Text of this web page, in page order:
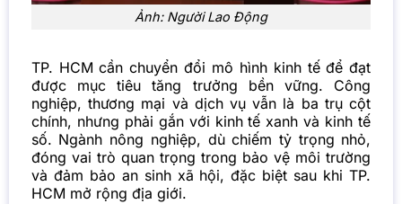
Ảnh: Người Lao Động
TP. HCM cần chuyển đổi mô hình kinh tế để đạt
được mục tiêu tăng trưởng bền vững. Công
nghiệp, thương mại và dịch vụ vẫn là ba trụ cột
chính, nhưng phải gắn với kinh tế xanh và kinh tế
số. Ngành nông nghiệp, dù chiếm tỷ trọng nhỏ,
đóng vai trò quan trọng trong bảo vệ môi trường
và đảm bảo an sinh xã hội, đặc biệt sau khiTP.
HCM mở rộng địa giới.